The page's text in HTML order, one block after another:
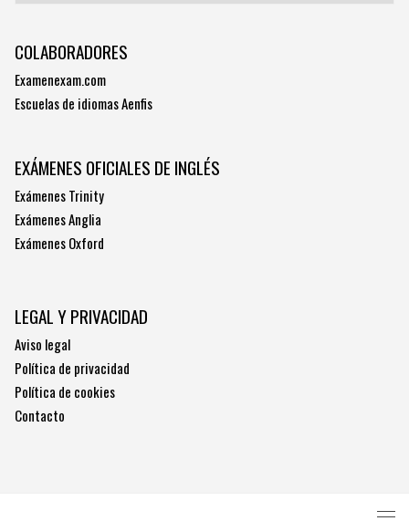
COLABORADORES
Examenexam.com
Escuelas de idiomas Aenfis
EXÁMENES OFICIALES DE INGLÉS
Exámenes Trinity
Exámenes Anglia
Exámenes Oxford
LEGAL Y PRIVACIDAD
Aviso legal
Política de privacidad
Política de cookies
Contacto